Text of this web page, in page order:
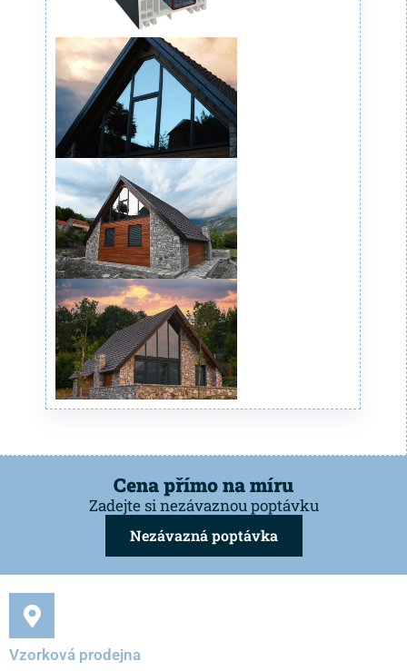
Cena přímo na míru
Zadejte si nezávaznou poptávku
Nezávazná poptávka
Vzorková prodejna